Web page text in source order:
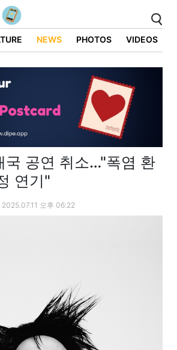
NEWS PHOTOS VIDEOS
국 공연 취소…"폭염 환
연기"
오후 06:22